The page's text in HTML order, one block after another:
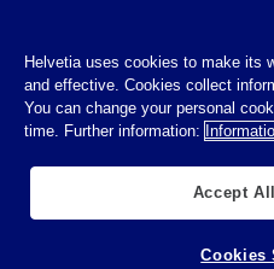
Impressum
Disposizioni giuridiche
Helvetia uses cookies to make its
and effective. Cookies collect
You can change your personal
time. Further information:
Accept
Cookies